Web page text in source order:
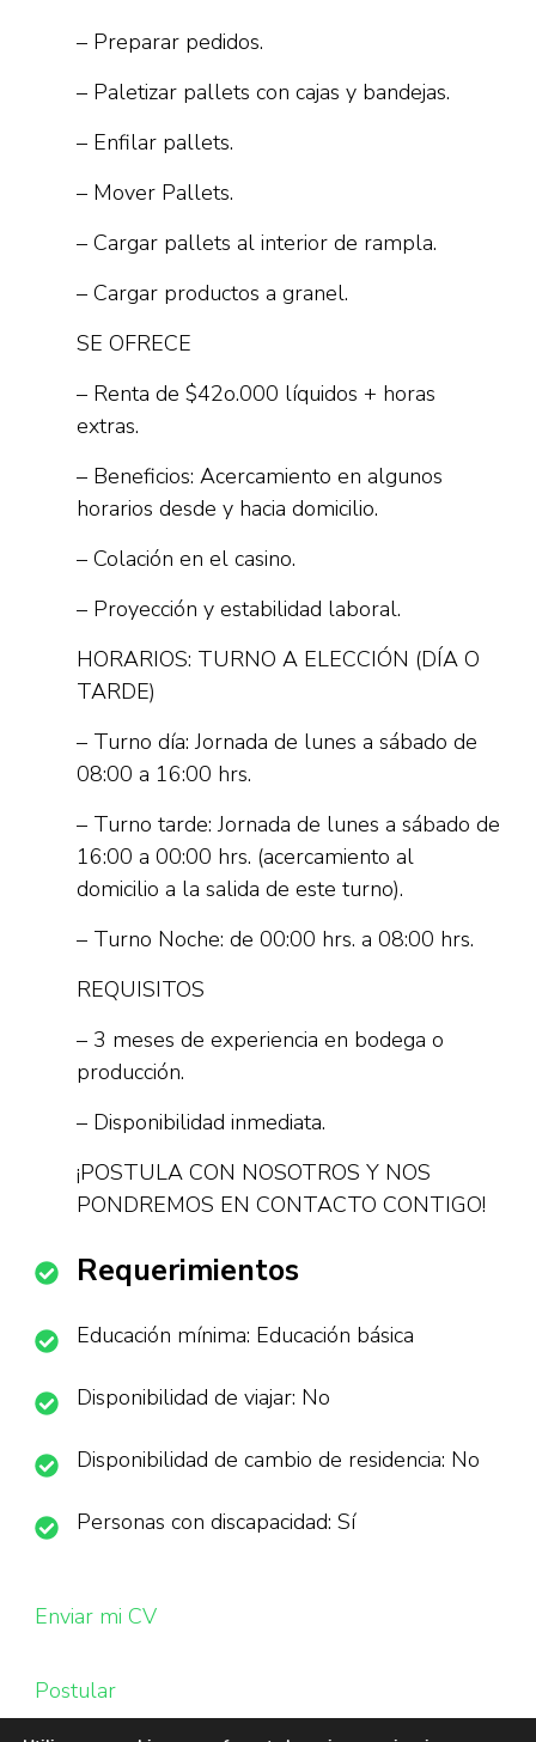
– Preparar pedidos.
– Paletizar pallets con cajas y bandejas.
– Enfilar pallets.
– Mover Pallets.
– Cargar pallets al interior de rampla.
– Cargar productos a granel.
SE OFRECE
– Renta de $42o.000 líquidos + horas
extras.
– Beneficios: Acercamiento en algunos
horarios desde y hacia domicilio.
– Colación en el casino.
– Proyección y estabilidad laboral.
HORARIOS: TURNO A ELECCIÓN (DÍA O
TARDE)
– Turno día: Jornada de lunes a sábado de
08:00 a 16:00 hrs.
– Turno tarde: Jornada de lunes a sábado de
16:00 a 00:00 hrs. (acercamiento al
domicilio a la salida de este turno).
– Turno Noche: de 00:00 hrs. a 08:00 hrs.
REQUISITOS
– 3 meses de experiencia en bodega o
producción.
– Disponibilidad inmediata.
¡POSTULA CON NOSOTROS Y NOS
PONDREMOS EN CONTACTO CONTIGO!
Requerimientos
Educación mínima: Educación básica
Disponibilidad de viajar: No
Disponibilidad de cambio de residencia: No
Personas con discapacidad: Sí
Enviar mi CV
Postular